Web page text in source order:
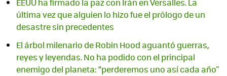
última vez que alguien lo hizo fue el prólogo de un
desastre sin precedentes
El árbol milenario de Robin Hood aguantó guerras,
reyes y leyendas. No ha podido con el principal
enemigo del planeta: “perderemos uno así cada año"